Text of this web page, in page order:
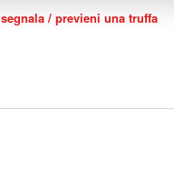
segnala / previeni una truffa